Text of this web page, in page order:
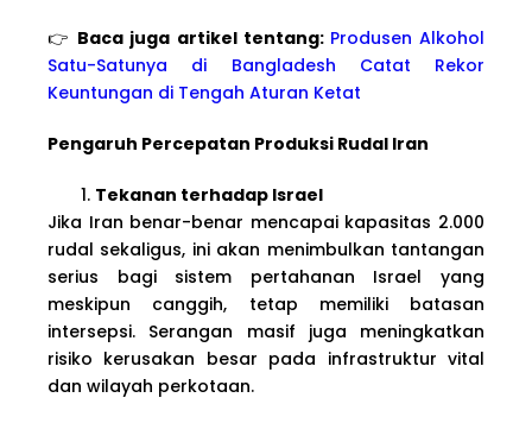
👉 Baca juga artikel tentang: Produsen Alkohol
Satu-Satunya di Bangladesh Catat Rekor
Keuntungan di Tengah Aturan Ketat
Pengaruh Percepatan Produksi Rudal Iran
Tekanan terhadap Israel
Jika Iran benar-benar mencapai kapasitas 2.000
rudal sekaligus, ini akan menimbulkan tantangan
serius bagi sistem pertahanan Israel yang
meskipun canggih, tetap memiliki batasan
intersepsi. Serangan masif juga meningkatkan
risiko kerusakan besar pada infrastruktur vital
dan wilayah perkotaan.